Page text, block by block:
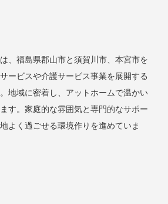
、福島県郡山市と須賀川市、本宮市を
ービスや介護サービス事業を展開する
地域に密着し、アットホームで温かい
す。家庭的な雰囲気と専門的なサポー
よく過ごせる環境作りを進めていま